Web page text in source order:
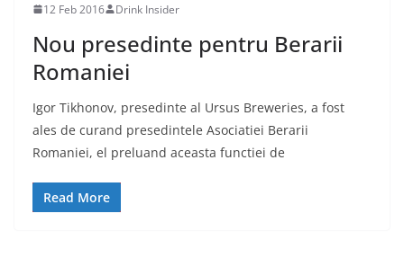
12 Feb 2016 Drink Insider
Nou presedinte pentru Berarii
Romaniei
Igor Tikhonov, presedinte al Ursus Breweries, a fost
ales de curand presedintele Asociatiei Berarii
Romaniei, el preluand aceasta functiei de
Read More